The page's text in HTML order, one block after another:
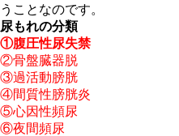
うことなのです。
尿もれの分類
①腹圧性尿失禁
②骨盤臓器脱
③過活動膀胱
④間質性膀胱炎
⑤心因性頻尿
⑥夜間頻尿